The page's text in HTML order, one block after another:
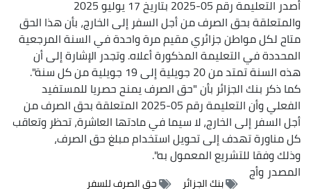
أصدر التعليمة رقم 05-2025 بتاريخ 17 يوليو 2025
والمتعلقة بحق الصرف من أجل السفر إلى الخارج، بأن هذا الحق
متاح لكل مواطن جزائري مقيم مرة واحدة في السنة المرجعية
المحددة في التعليمة المذكورة أعلاه. وتجدر الإشارة إلى أن
هذه السنة تمتد من 20 جويلية إلى 19 جويلية من كل سنة".
كما ذكر بنك الجزائر بأن "حق الصرف يمنح حصريا للمستفيد
الفعلي وأن التعليمة رقم 05-2025 المتعلقة بحق الصرف من
أجل السفر إلى الخارج، لا سيما في مادتها العاشرة، تحظر وتعاقب
كل مناورة تهدف إلى تحويل استخدام مبلغ حق الصرف،
وذلك وفقا للتشريع المعمول به".
المصدروأج
بنك الجزائر حق الصرف للسفر